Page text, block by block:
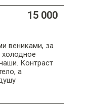
вениками, за
Контраст
а
15 000